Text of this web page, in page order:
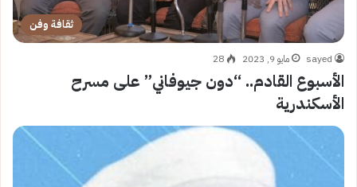
ثقافة وفن
sayed مايو 9, 2023 28
الأسبوع القادم.. “دون جيوفاني” على مسرح
الأسكندرية